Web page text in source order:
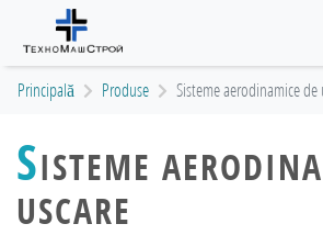
Principală Produse Sisteme aerodinamice de
SISTEME
USCARE